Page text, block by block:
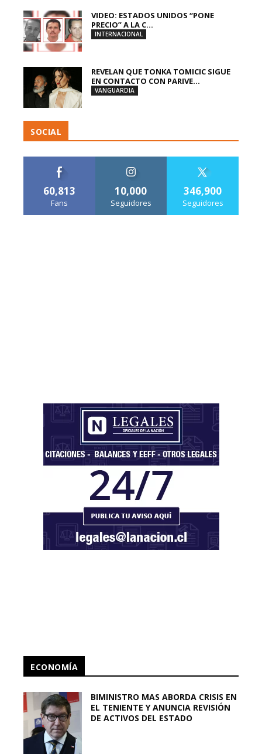
VIDEO: ESTADOS UNIDOS “PONE
PRECIO” A LA C...
INTERNACIONAL
REVELAN QUE TONKA TOMICIC SIGUE
EN CONTACTO CON PARIVE...
VANGUARDIA
SOCIAL
60,813
Fans
10,000
Seguidores
346,900
Seguidores
ECONOMÍA
BIMINISTRO MAS ABORDA CRISIS EN
EL TENIENTE Y ANUNCIA REVISIÓN
DE ACTIVOS DEL ESTADO